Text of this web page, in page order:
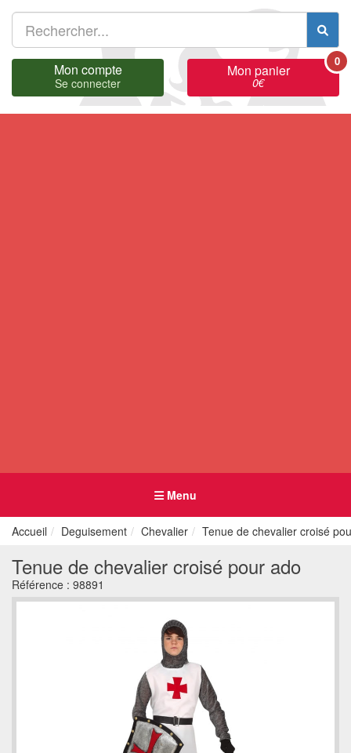
Mon compte
Se connecter
Mon panier
0€
0
Menu
Accueil Deguisement Chevalier Tenue de chevalier croisé
Tenue de chevalier croisé pour ado
Référence : 98891